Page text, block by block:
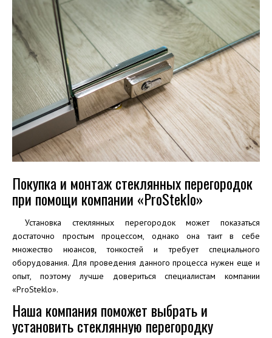
Покупка и монтаж стеклянных перегородок
при помощи компании «ProSteklo»
Установка стеклянных перегородок может показаться
достаточно простым процессом, однако она таит в себе
множество нюансов, тонкостей и требует специального
оборудования. Для проведения данного процесса нужен еще и
опыт, поэтому лучше довериться специалистам компании
«ProSteklo».
Наша компания поможет выбрать и
установить стеклянную перегородку